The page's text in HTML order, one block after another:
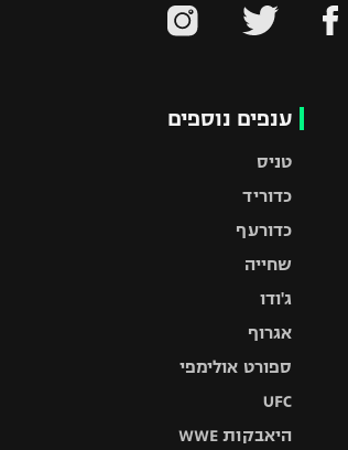
ענפים נוספים
טניס
כדוריד
כדורעף
שחייה
ג'ודו
אגרוף
ספורט אולימפי
UFC
היאבקות WWE